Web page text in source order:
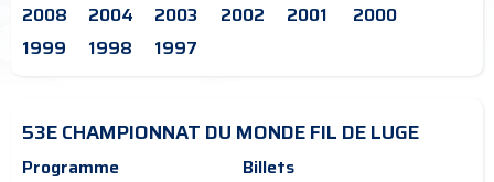
2008
2004 2003 2002 2001
2000
1999
1998 1997
53E CHAMPIONNAT DU MONDE FIL DE LUGE
Programme
Billets